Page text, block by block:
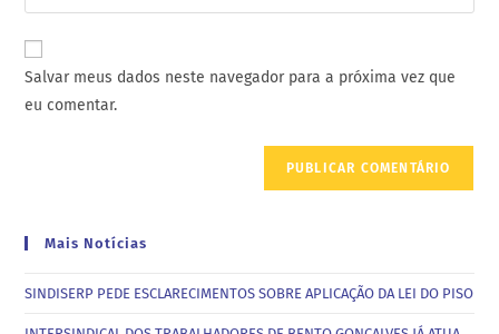
Salvar meus dados neste navegador para a próxima vez que
eu comentar.
Mais Notícias
SINDISERP PEDE ESCLARECIMENTOS SOBRE APLICAÇÃO DA LEI DO PISO